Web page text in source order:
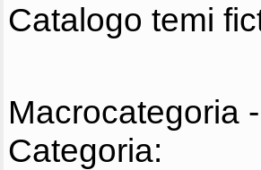
Catalogo temi
Macrocategoria -
Categoria: